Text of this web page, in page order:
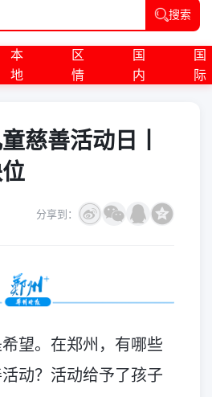
搜索
本
地
区
情
国
内
国
际
慈善活动日丨
分享到：
望。在郑州，有哪些
动？活动给予了孩子